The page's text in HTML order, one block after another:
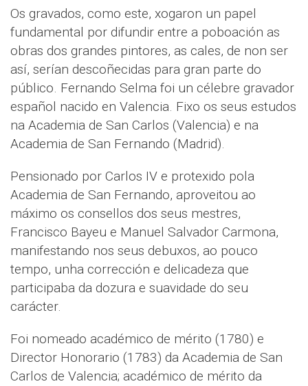
Os gravados, como este, xogaron un papel
fundamental por difundir entre a poboación as
obras dos grandes pintores, as cales, de non ser
así, serían descoñecidas para gran parte do
público. Fernando Selma foi un célebre gravador
español nacido en Valencia. Fixo os seus estudos
na Academia de San Carlos (Valencia) e na
Academia de San Fernando (Madrid).
Pensionado por Carlos IV e protexido pola
Academia de San Fernando, aproveitou ao
máximo os consellos dos seus mestres,
Francisco Bayeu e Manuel Salvador Carmona,
manifestando nos seus debuxos, ao pouco
tempo, unha corrección e delicadeza que
participaba da dozura e suavidade do seu
carácter.
Foi nomeado académico de mérito (1780) e
Director Honorario (1783) da Academia de San
Carlos de Valencia; académico de mérito da